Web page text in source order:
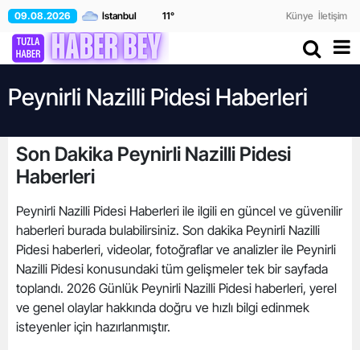
09.08.2026 11° Künye İletişim
Peynirli Nazilli Pidesi Haberleri
Son Dakika Peynirli Nazilli Pidesi
Haberleri
Peynirli Nazilli Pidesi Haberleri ile ilgili en güncel ve güvenilir
haberleri burada bulabilirsiniz. Son dakika Peynirli Nazilli
Pidesi haberleri, videolar, fotoğraflar ve analizler ile Peynirli
Nazilli Pidesi konusundaki tüm gelişmeler tek bir sayfada
toplandı. 2026 Günlük Peynirli Nazilli Pidesi haberleri, yerel
ve genel olaylar hakkında doğru ve hızlı bilgi edinmek
isteyenler için hazırlanmıştır.